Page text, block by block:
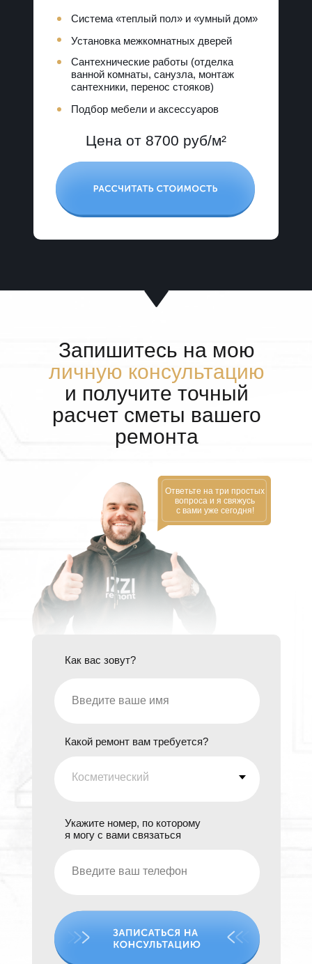
Цена от 8700 руб/м²
Система «теплый пол» и «умный дом»
Установка межкомнатных дверей
Сантехнические работы (отделка
ванной комнаты, санузла, монтаж
сантехники, перенос стояков)
Подбор мебели и аксессуаров
Как вас зовут?
Какой ремонт вам требуется?
Укажите номер, по которому
я могу с вами связаться
Ответьте на три простых
вопроса и я свяжусь
с вами уже сегодня!
Запишитесь на мою
личную консультацию
и получите точный
расчет сметы вашего
ремонта